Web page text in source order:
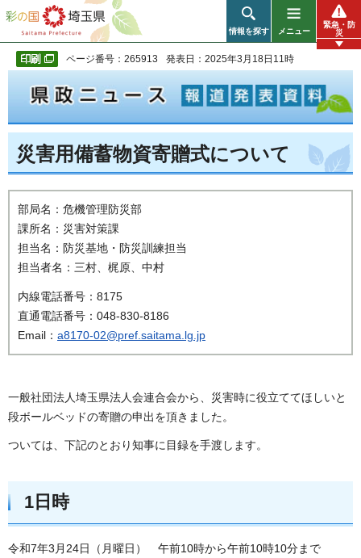
彩の国 埼玉県
情報を探す メニュー
緊急・防
災
ページ番号：265913 発表日：2025年3月18日11時
災害用備蓄物資寄贈式について
部局名：危機管理防災部
課所名：災害対策課
担当名：防災基地・防災訓練担当
担当者名：三村、梶原、中村
内線電話番号：8175
直通電話番号：048-830-8186
Email： a8170-02@pref.saitama.lg.jp
一般社団法人埼玉県法人会連合会から、災害時に役立ててほしいと
段ボールベッドの寄贈の申出を頂きました。
ついては、下記のとおり知事に目録を手渡します。
1日時
令和7年3月24日（月曜日） 午前10時から午前10時10分まで